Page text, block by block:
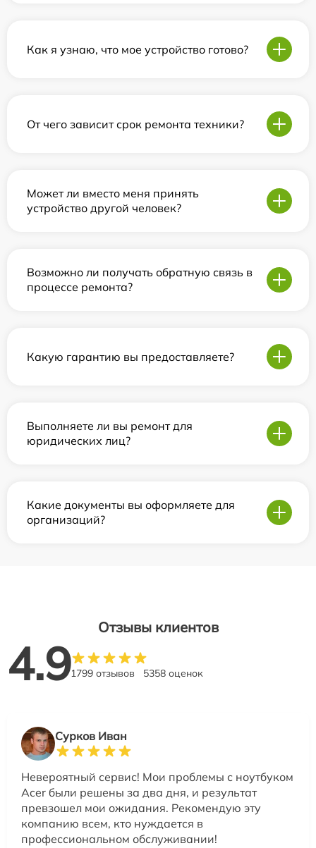
Как я узнаю, что мое устройство готово?
От чего зависит срок ремонта техники?
Может ли вместо меня принять
устройство другой человек?
Возможно ли получать обратную связь в
процессе ремонта?
Какую гарантию вы предоставляете?
Выполняете ли вы ремонт для
юридических лиц?
Какие документы вы оформляете для
организаций?
Отзывы клиентов
4.91799 отзывов 5358 оценок
Сурков Иван
Невероятный сервис! Мои проблемы с ноутбуком
Acer были решены за два дня, и результат
превзошел мои ожидания. Рекомендую эту
компанию всем, кто нуждается в
профессиональном обслуживании!